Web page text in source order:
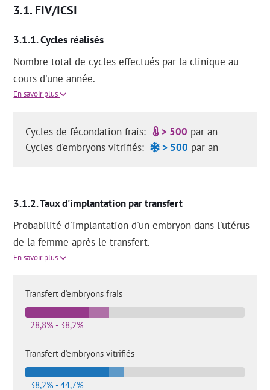
FIV/ICSI
Cycles réalisés
Nombre total de cycles effectués par la clinique au
cours d'une année.
En savoir plus
Cycles de fécondation frais: > 500 par an
Cycles d'embryons vitrifiés:
> 500 par an
Taux d'implantation par transfert
Probabilité d'implantation d'un embryon dans l'utérus
de la femme après le transfert.
En savoir plus
Transfert d'embryons frais
28,8% - 38,2%
Transfert d'embryons vitrifiés
38,2% - 44,7%